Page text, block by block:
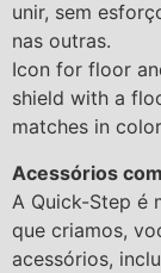
unir, sem
nas outras.
Icon for floor
shield with a
matches in
Acessórios
A Quick-Step é
que criamos,
acessórios,